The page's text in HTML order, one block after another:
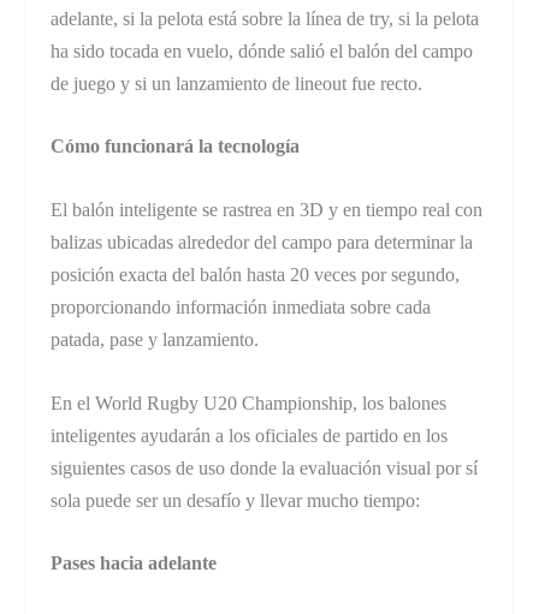
adelante, si la pelota está sobre la línea de try, si la pelota
ha sido tocada en vuelo, dónde salió el balón del campo
de juego y si un lanzamiento de lineout fue recto.
Cómo funcionará la tecnología
El balón inteligente se rastrea en 3D y en tiempo real con
balizas ubicadas alrededor del campo para determinar la
posición exacta del balón hasta 20 veces por segundo,
proporcionando información inmediata sobre cada
patada, pase y lanzamiento.
En el World Rugby U20 Championship, los balones
inteligentes ayudarán a los oficiales de partido en los
siguientes casos de uso donde la evaluación visual por sí
sola puede ser un desafío y llevar mucho tiempo:
Pases hacia adelante